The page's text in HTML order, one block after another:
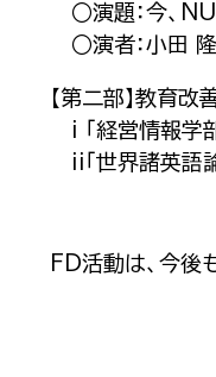
○演題：今、
○演者：小田 隆
【第二部】教育改
i 「経営情報学
ii「世界諸英語
FD活動は、今後